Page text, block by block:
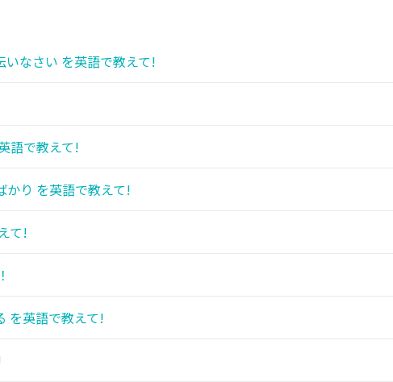
なさい を英語で教えて!
語で教えて!
かり を英語で教えて!
て!
を英語で教えて!